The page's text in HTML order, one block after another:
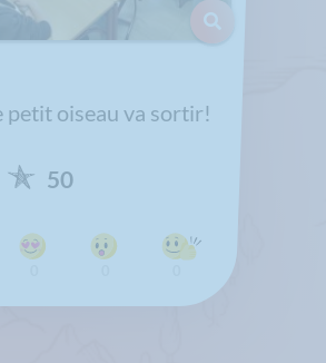
petit oiseau va sortir!
50